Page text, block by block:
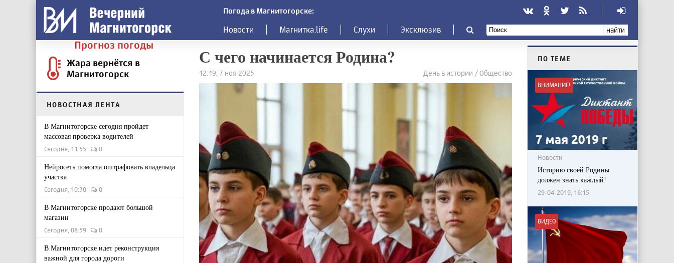
Погода в Магнитогорске:
Новости Магнитка.life Слухи Эксклюзив найти
Прогноз погоды
Жара вернётся в
Магнитогорск
НОВОСТНАЯ ЛЕНТА
В Магнитогорске сегодня пройдет
массовая проверка водителей
Сегодня, 11:55 0
Нейросеть помогла оштрафовать владельца
участка
Сегодня, 10:30 0
В Магнитогорске продают большой
магазин
Сегодня, 08:59 0
В Магнитогорске идет реконструкция
важной для города дороги
С чего начинается Родина?
12:19, 7 ноя 2025 День в истории / Общество
ПО ТЕМЕ
ВНИМАНИЕ!
Новости
Историю своей Родины
должен знать каждый!
29-04-2019, 16:15
ВИДЕО